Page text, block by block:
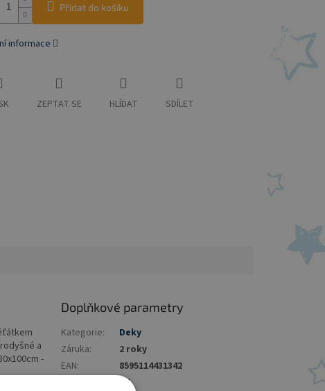
Přidat do košíku
informace
ZEPTAT SE HLÍDAT SDÍLET
a
-
Doplňkové parametry
Kategorie:
Deky
Záruka:
2 roky
EAN:
8595114431342
CZ